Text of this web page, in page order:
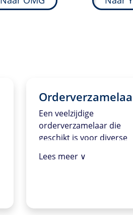
Lage
Een veelzijdige
orderverzamelaar die
geschikt is voor diverse
machine is ontworpen om
tot grote
Lees meer ∨